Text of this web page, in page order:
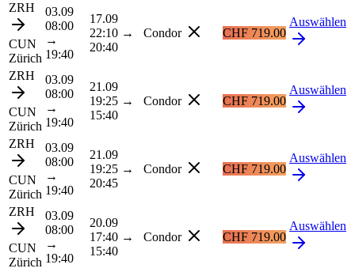
ZRH
CUN
Zürich
03.09
08:00
→
19:40
17.09
22:10 →
20:40
Condor CHF 719.00
Auswählen
ZRH
CUN
Zürich
03.09
08:00
→
19:40
21.09
19:25 →
15:40
Condor CHF 719.00
Auswählen
ZRH
CUN
Zürich
03.09
08:00
→
19:40
21.09
19:25 →
20:45
Condor CHF 719.00
Auswählen
ZRH
CUN
Zürich
03.09
08:00
→
19:40
20.09
17:40 →
15:40
Condor CHF 719.00
Auswählen